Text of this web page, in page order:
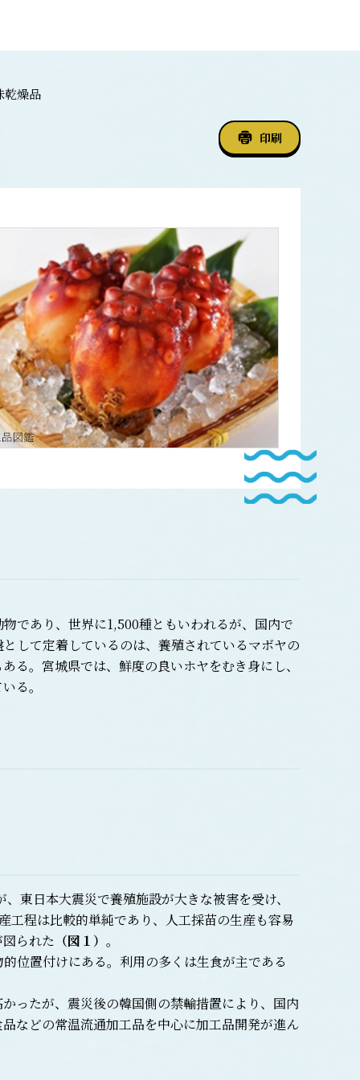
乾燥品
印刷
であり、世界に1,500種ともいわれるが、国内で
して定着しているのは、養殖されているマボヤの
る。宮城県では、鮮度の良いホヤをむき身にし、
る。
日本大震災で養殖施設が大きな被害を受け、
工程は比較的単純であり、人工採苗の生産も容易
られた （図１） 。
位置付けにある。利用の多くは生食が主である
ったが、震災後の韓国側の禁輸措置により、国内
などの常温流通加工品を中心に加工品開発が進ん